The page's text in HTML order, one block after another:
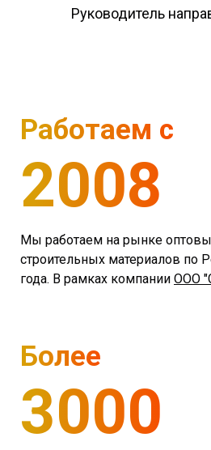
Руководитель
Работаем с
2008
Мы работаем на рынке
строительных материалов по
года. В рамках компании ООО
Более
3000